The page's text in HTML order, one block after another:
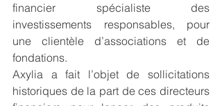
financier spécialiste des
investissements responsables, pour
une clientèle d’associations et de
fondations.
Axylia a fait l’objet de sollicitations
historiques de la part de ces directeurs